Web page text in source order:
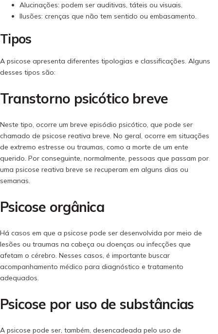
Alucinações: podem ser auditivas, táteis ou visuais.
Ilusões: crenças que não tem sentido ou embasamento.
Tipos
A psicose apresenta diferentes tipologias e classificações. Alguns
desses tipos são:
Transtorno psicótico breve
Neste tipo, ocorre um breve episódio psicótico, que pode ser
chamado de psicose reativa breve. No geral, ocorre em situações
de extremo estresse ou traumas, como a morte de um ente
querido. Por conseguinte, normalmente, pessoas que passam por
uma psicose reativa breve se recuperam em alguns dias ou
semanas.
Psicose orgânica
Há casos em que a psicose pode ser desenvolvida por meio de
lesões ou traumas na cabeça ou doenças ou infecções que
afetam o cérebro. Nesses casos, é importante buscar
acompanhamento médico para diagnóstico e tratamento
adequados.
Psicose por uso de substâncias
A psicose pode ser, também, desencadeada pelo uso de